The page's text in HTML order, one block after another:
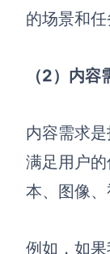
的场景和任
（2）内容
内容需求
满足用户
本、图像、
例如，如